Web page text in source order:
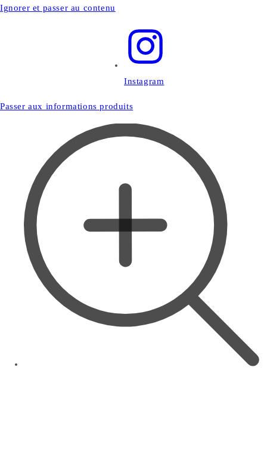
Ignorer et passer au contenu
Instagram
Passer aux informations produits